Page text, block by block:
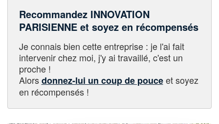
Recommandez INNOVATION
PARISIENNE et soyez en récompensés
Je connais bien cette entreprise : je l'ai fait
intervenir chez moi, j'y ai travaillé, c'est un
proche !
Alorsdonnez-lui un coup de pouceet soyez
en récompensés !